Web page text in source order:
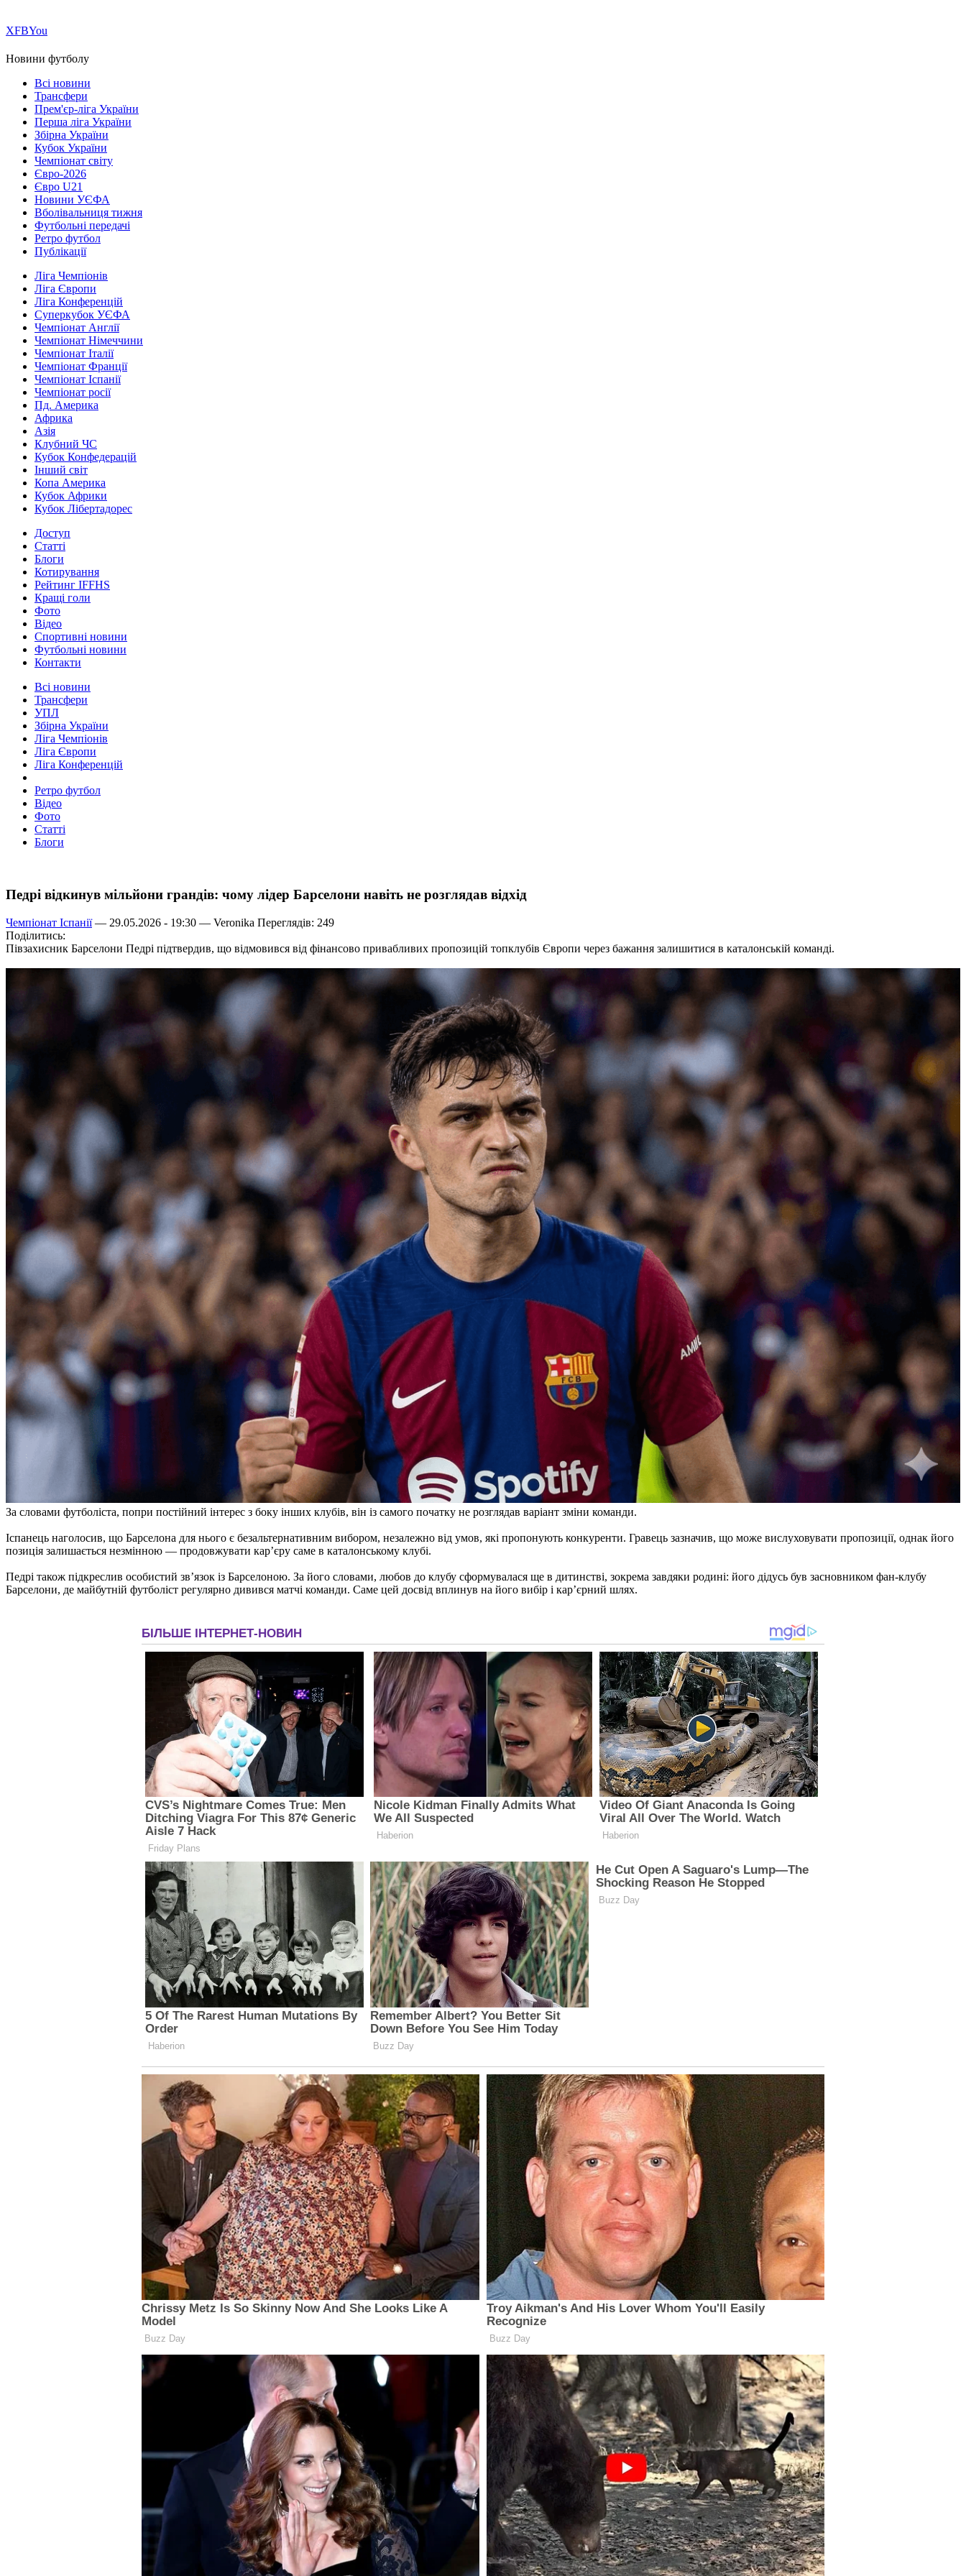
ХFBYou
Новини футболу
Всі новини
Трансфери
Прем'єр-ліга України
Перша ліга України
Збірна України
Кубок України
Чемпіонат світу
Євро-2026
Євро U21
Новини УЄФА
Вболівальниця тижня
Футбольні передачі
Ретро футбол
Публікації
Ліга Чемпіонів
Ліга Європи
Ліга Конференцій
Суперкубок УЄФА
Чемпіонат Англії
Чемпіонат Німеччини
Чемпіонат Італії
Чемпіонат Франції
Чемпіонат Іспанії
Чемпіонат росії
Пд. Америка
Африка
Азія
Клубний ЧС
Кубок Конфедерацій
Інший світ
Копа Америка
Кубок Африки
Кубок Лібертадорес
Доступ
Статті
Блоги
Котирування
Рейтинг IFFHS
Кращі голи
Фото
Відео
Спортивні новини
Футбольні новини
Контакти
Всі новини
Трансфери
УПЛ
Збірна України
Ліга Чемпіонів
Ліга Європи
Ліга Конференцій
Ретро футбол
Відео
Фото
Статті
Блоги
Педрі відкинув мільйони грандів: чому лідер Барселони навіть не розглядав відхід
Чемпіонат Іспанії— 29.05.2026 - 19:30 — Veronika Переглядів: 249
Поділитись:
Півзахисник Барселони Педрі підтвердив, що відмовився від фінансово привабливих пропозицій топклубів Європи через бажання залишитися в каталонській команді.
За словами футболіста, попри постійний інтерес з боку інших клубів, він із самого початку не розглядав варіант зміни команди.
Іспанець наголосив, що Барселона для нього є безальтернативним вибором, незалежно від умов, які пропонують конкуренти. Гравець зазначив, що може вислуховувати пропозиції, однак його
позиція залишається незмінною — продовжувати кар’єру саме в каталонському клубі.
Педрі також підкреслив особистий зв’язок із Барселоною. За його словами, любов до клубу сформувалася ще в дитинстві, зокрема завдяки родині: його дідусь був засновником фан-клубу
Барселони, де майбутній футболіст регулярно дивився матчі команди. Саме цей досвід вплинув на його вибір і кар’єрний шлях.